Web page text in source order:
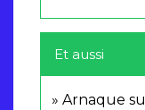
Et aussi
Arnaque